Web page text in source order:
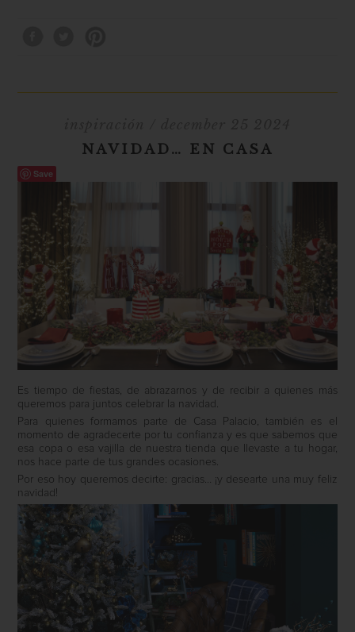
NAVIDAD… EN CASA
Save
Es tiempo de fiestas, de abrazarnos y de recibir a quienes más
queremos para juntos celebrar la navidad.
Para quienes formamos parte de Casa Palacio, también es el
momento de agradecerte por tu confianza y es que sabemos que
esa copa o esa vajilla de nuestra tienda que llevaste a tu hogar,
nos hace parte de tus grandes ocasiones.
Por eso hoy queremos decirte: gracias… ¡y desearte una muy feliz
navidad!